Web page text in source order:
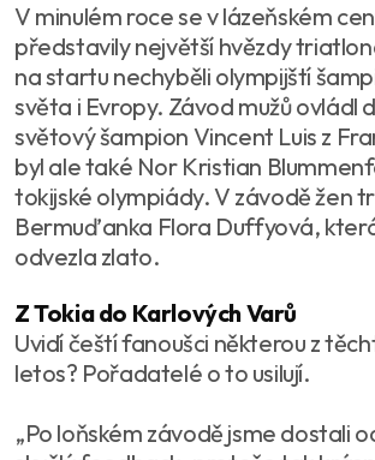
V minulém roce se v lázeňském
představily největší hvězdy
na startu nechyběli olympijští
světa i Evropy. Závod mužů ovládl
světový šampion Vincent Luis z
byl ale také Nor Kristian
tokijské olympiády. V závodě žen
Bermuďanka Flora Duffyová,
odvezla zlato.
Z Tokia do Karlových Varů
Uvidí čeští fanoušci některou z
letos? Pořadatelé o to usilují.
„Po loňském závodě jsme dostali